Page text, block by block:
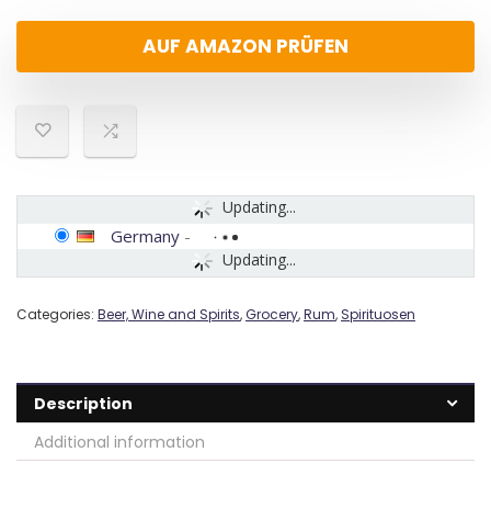
AUF AMAZON PRÜFEN
Updating...
Updating...
Germany -
Categories: Beer, Wine and Spirits,Grocery,Rum, Spirituosen
Description
Additional information